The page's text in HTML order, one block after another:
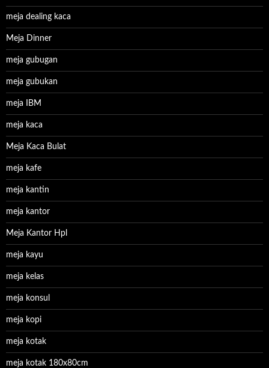
meja dealing kaca
Meja Dinner
meja gubugan
meja gubukan
meja IBM
meja kaca
Meja Kaca Bulat
meja kafe
meja kantin
meja kantor
Meja Kantor Hpl
meja kayu
meja kelas
meja konsul
meja kopi
meja kotak
meja kotak 180x80cm